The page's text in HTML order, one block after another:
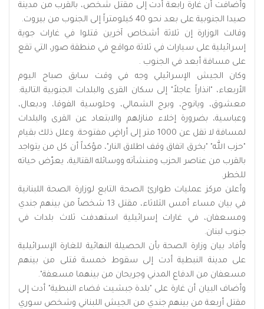
وأضافت أن غارة رابعة أدت إلى مقتل شخص، بالقرب من مدينة
صيدا الجنوبية على ‌بعد ⁠نحو 40 كيلومتراً ⁠إلى الجنوب من بيروت.
وقالت الوزارة إن ثلاثة أشخاص آخرين قتلوا في غارات جوية
إسرائيلية على سيارات في ثلاثة مواقع في منطقة صور، التي تقع
على مسافة أبعد في الجنوب .
وكان الجيش الإسرائيلي وجه في وقت سابق صباح اليوم
الأربعاء، "انذاراً عاجلاً" إلى سكان القرى والبلدات الجنوبية التالية:
معشوق، ويانوح، وبرج الشمالي، وحلوسية الفوقا، ودبعال،
وعباسية، بضرورة إخلاء منازلهم والابتعاد عن القرى والبلدات
لمسافة لا تقل عن 1000 متر إلى أراضٍ مفتوحة. وعلل ذلك بقيام
"حزب الله" "بخرق اتفاق وقف اطلاق النار"، مؤكداً أن كل من يتواجد
بالقرب من عناصر الحزب ومنشآته ووسائله القتالية، يعرّض حياته
للخطر.
وأعلن مركز عمليات طوارئ الصحة التابع لوزارة الصحة اللبنانية
في بيان مساء أمس الثلاثاء، مقتل 13 شخصاً من بينهم جندي
ومسعفان، في غارات إسرائيلية استهدفت ثلاث بلدات في
جنوب لبنان.
وأفاد بيان وزارة الصحة بأن الحصيلة النهائية للغارة الإسرائيلية
على مدينة النبطية أدت إلى سقوط خمسة قتلى من بينهم
مسعفان من الدفاع المدني وجريحان من بينهما مسعفة".
وأضاف البيان أن غارة على "بلدة جبشيت قضاء النبطية" أدت إلى
مقتل أربعة من بينهم جندي من الجيش اللبناني وشخص سوري